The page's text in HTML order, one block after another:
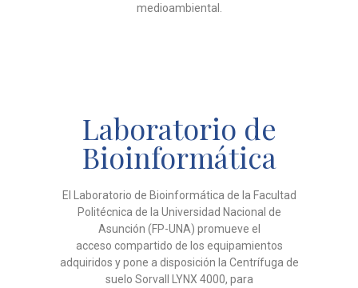
medioambiental.
Laboratorio de
Bioinformática
El Laboratorio de Bioinformática de la Facultad
Politécnica de la Universidad Nacional de
Asunción (FP-UNA) promueve el
acceso compartido de los equipamientos
adquiridos y pone a disposición la Centrífuga de
suelo Sorvall LYNX 4000, para